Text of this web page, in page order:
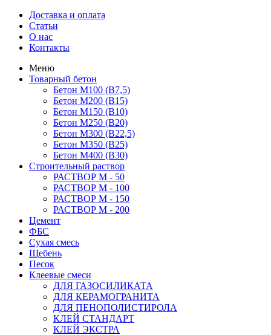
Доставка и оплата
Статьи
О нас
Контакты
Меню
Товарный бетон
Бетон М100 (B7,5)
Бетон М200 (В15)
Бетон М150 (В10)
Бетон М250 (В20)
Бетон М300 (В22,5)
Бетон М350 (В25)
Бетон М400 (В30)
Строительный раствор
РАСТВОР М - 50
РАСТВОР М - 100
РАСТВОР М - 150
РАСТВОР М - 200
Цемент
ФБС
Сухая смесь
Щебень
Песок
Клеевые смеси
ДЛЯ ГАЗОСИЛИКАТА
ДЛЯ КЕРАМОГРАНИТА
ДЛЯ ПЕНОПОЛИСТИРОЛА
КЛЕЙ СТАНДАРТ
КЛЕЙ ЭКСТРА